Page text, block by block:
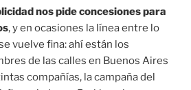
nos pide concesiones para
, y en ocasiones la línea entre lo
vuelve fina: ahí están los
de las calles en Buenos Aires
compañías, la campaña del